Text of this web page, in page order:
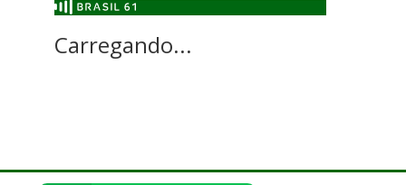
Carregando...